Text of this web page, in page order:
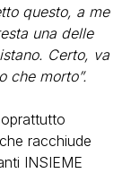
questo, a me
una delle
Certo, va
che morto”.
racchiude
INSIEME